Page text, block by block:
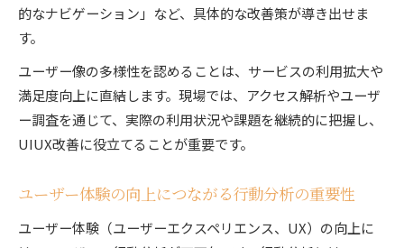
的なナビゲーション」など、具体的な改善策が導き出せま
す。
ユーザー像の多様性を認めることは、サービスの利用拡大や
満足度向上に直結します。現場では、アクセス解析やユーザ
ー調査を通じて、実際の利用状況や課題を継続的に把握し、
UIUX改善に役立てることが重要です。
ユーザー体験の向上につながる行動分析の重要性
ユーザー体験（ユーザーエクスペリエンス、UX）の向上に